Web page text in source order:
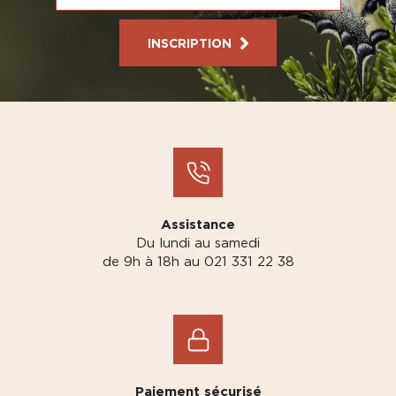
INSCRIPTION
Assistance
Du lundi au samedi
de 9h à 18h au 021 331 22 38
Paiement sécurisé